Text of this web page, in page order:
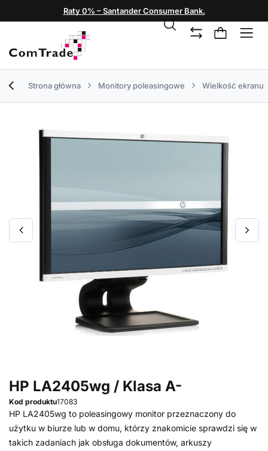
Raty 0% – Santander Consumer Bank.
Strona główna Monitory poleasingowe Wielkość ekranu
HP LA2405wg / Klasa A-
Kod produktu17083
HP LA2405wg to poleasingowy monitor przeznaczony do
użytku w biurze lub w domu, którzy znakomicie sprawdzi się w
takich zadaniach jak obsługa dokumentów, arkuszy